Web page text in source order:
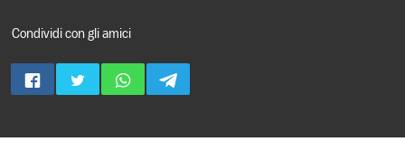
Condividi con gli amici